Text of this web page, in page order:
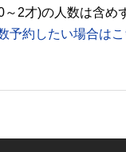
2才)の人数は含め
予約したい場合はこ